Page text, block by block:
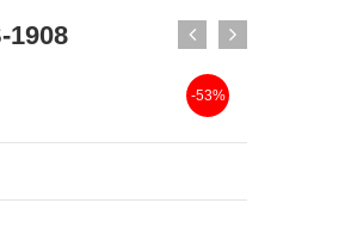
1908
-53%